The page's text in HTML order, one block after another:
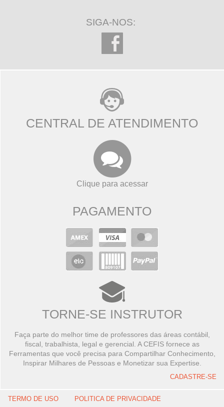
SIGA-NOS:
CENTRAL DE ATENDIMENTO
Clique para acessar
PAGAMENTO
TORNE-SE INSTRUTOR
Faça parte do melhor time de professores das áreas contábil,
fiscal, trabalhista, legal e gerencial. A CEFIS fornece as
Ferramentas que você precisa para Compartilhar Conhecimento,
Inspirar Milhares de Pessoas e Monetizar sua Expertise.
CADASTRE-SE
TERMO DE USO POLITICA DE PRIVACIDADE